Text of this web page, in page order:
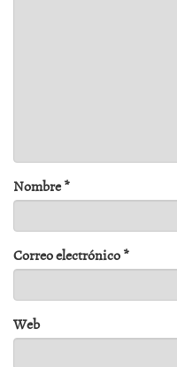
Nombre*
Correo electrónico*
Web